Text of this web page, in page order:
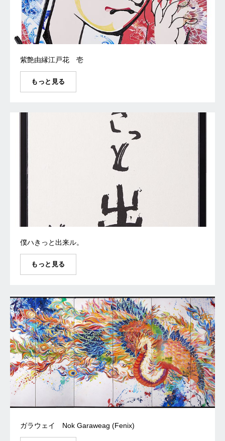
紫艶由縁江戸花 壱
もっと見る
僕ハきっと出来ル。
もっと見る
ガラウェイ Nok Garaweag (Fenix)